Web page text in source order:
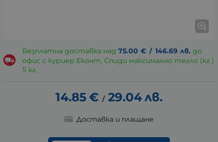
Безплатна доставка над 75.00 € / 146.69 лв. до
офис с куриер Еконт, Спиди максимално тегло (кг.)
5 кг.
14.85 € / 29.04лв.
Доставка и плащане